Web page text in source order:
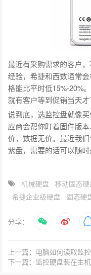
最近有采购需求的客户
经验，希捷和西数通常
格能比平时低15%-20%
就有客户等到促销当天
说到底，选监控盘就像
应商会帮你盯着固件版
价，数据无价。最近我
紫盘，需要的话可以随时
机械硬盘 移动固态
希捷企业级硬盘
固态硬
分享：
上一篇：电脑如何读取监
下一篇：监控硬盘装在主